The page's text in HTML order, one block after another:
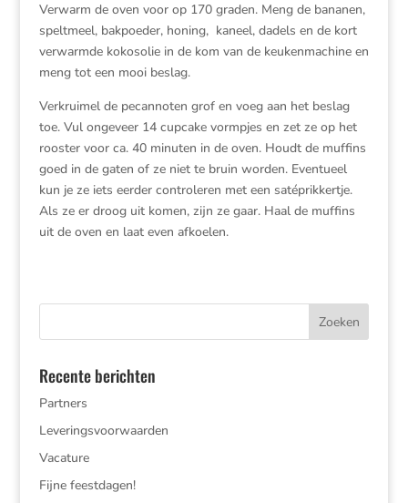
Verwarm de oven voor op 170 graden. Meng de bananen,
speltmeel, bakpoeder, honing, kaneel, dadels en de kort
verwarmde kokosolie in de kom van de keukenmachine en
meng tot een mooi beslag.
Verkruimel de pecannoten grof en voeg aan het beslag
toe. Vul ongeveer 14 cupcake vormpjes en zet ze op het
rooster voor ca. 40 minuten in de oven. Houdt de muffins
goed in de gaten of ze niet te bruin worden. Eventueel
kun je ze iets eerder controleren met een satéprikkertje.
Als ze er droog uit komen, zijn ze gaar. Haal de muffins
uit de oven en laat even afkoelen.
Recente berichten
Partners
Leveringsvoorwaarden
Vacature
Fijne feestdagen!